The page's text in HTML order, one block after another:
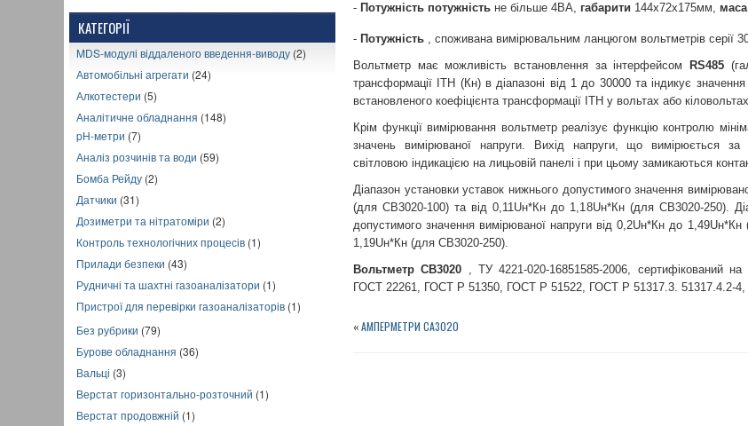
КАТЕГОРІЇ
MDS-модулі віддаленого введення-виводу (2)
Автомобільні агрегати (24)
Алкотестери (5)
Аналітичне обладнання (148)
pH-метри (7)
Аналіз розчинів та води (59)
Бомба Рейду (2)
Датчики (31)
Дозиметри та нітратоміри (2)
Контроль технологічних процесів (1)
Прилади безпеки (43)
Рудничні та шахтні газоаналізатори (1)
Пристрої для перевірки газоаналізаторів (1)
Без рубрики (79)
Бурове обладнання (36)
Вальці (3)
Верстат горизонтально-розточний (1)
Верстат продовжній (1)
- Потужність потужність не більше 4ВА, габарити 144x72x175мм, маса
- Потужність , споживана вимірювальним ланцюгом вольтметрів серії
Вольтметр має можливість встановлення за інтерфейсом RS485
трансформації ІТН (Кн) в діапазоні від 1 до 30000 та індикує
встановленого коефіцієнта трансформації ІТН у вольтах або кіловольтах.
Крім функції вимірювання вольтметр реалізує функцію контролю
значень вимірюваної напруги. Вихід напруги, що вимірюється за
світловою індикацією на лицьовій панелі і при цьому замикаються
Діапазон установки уставок нижнього допустимого значення
(для СВ3020-100) та від 0,11Uн*Кн до 1,18Uн*Кн (для СВ3020-250).
допустимого значення вимірюваної напруги від 0,2Uн*Кн до
1,19Uн*Кн (для СВ3020-250).
Вольтметр СВ3020 , ТУ 4221-020-16851585-2006, сертифікований на
ГОСТ 22261, ГОСТ Р 51350, ГОСТ Р 51522, ГОСТ Р 51317.3. 51317.4.2-4,
«АМПЕРМЕТРИ СА3020